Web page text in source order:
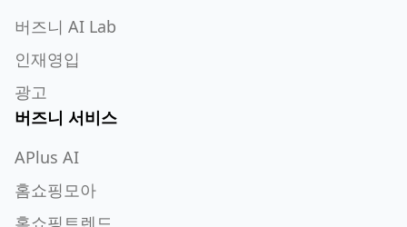
버즈니 AI Lab
인재영입
광고
버즈니 서비스
APlus AI
홈쇼핑모아
홈쇼핑트렌드